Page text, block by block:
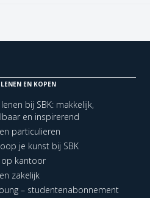
EN KOPEN
bij SBK: makkelijk,
en inspirerend
particulieren
je kunst bij SBK
op kantoor
zakelijk
– studentenabonnement